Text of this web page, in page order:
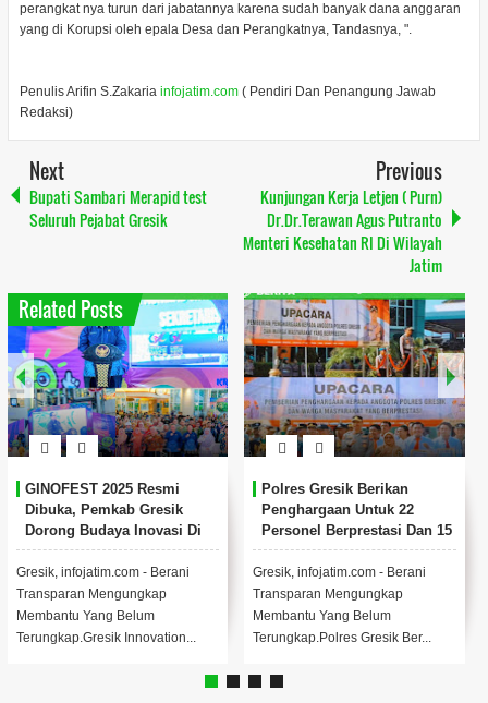
perangkat nya turun dari jabatannya karena sudah banyak dana anggaran
yang di Korupsi oleh epala Desa dan Perangkatnya, Tandasnya, ".
Penulis Arifin S.Zakaria infojatim.com( Pendiri Dan Penangung Jawab
Redaksi)
Next
Bupati Sambari Merapid test
Seluruh Pejabat Gresik
Previous
Kunjungan Kerja Letjen ( Purn)
Dr.Dr.Terawan Agus Putranto
Menteri Kesehatan RI Di Wilayah
Jatim
Related Posts
Jelang Nataru, Polres Gresik
Siapkan Penitipan
Kendaraan Gratis untuk
Warga
Menjelang libur Natal dan Tahun
Baru 2025. Polres Gresik
meluncurkan inovasi layanan
publik berupa p...
Kapolres Gresik AKBP
Rovan Richard Mahenu
Dipromosikan ke Divpropam
Mabes Polri
(Kiri) AKBP Ramadhan Nasution
(Kanan) AKBP Rovan Richard
Mahenu bersama Gus Aulia Ketua
LPK-RI ...